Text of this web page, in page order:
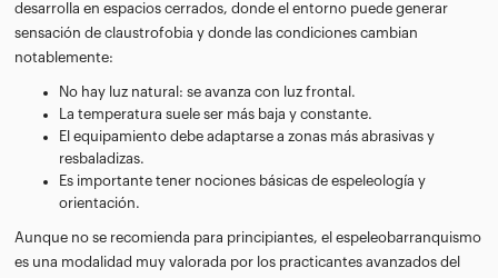
desarrolla en espacios cerrados, donde el entorno puede generar
sensación de claustrofobia y donde las condiciones cambian
notablemente:
No hay luz natural: se avanza con luz frontal.
La temperatura suele ser más baja y constante.
El equipamiento debe adaptarse a zonas más abrasivas y
resbaladizas.
Es importante tener nociones básicas de espeleología y
orientación.
Aunque no se recomienda para principiantes, el espeleobarranquismo
es una modalidad muy valorada por los practicantes avanzados del